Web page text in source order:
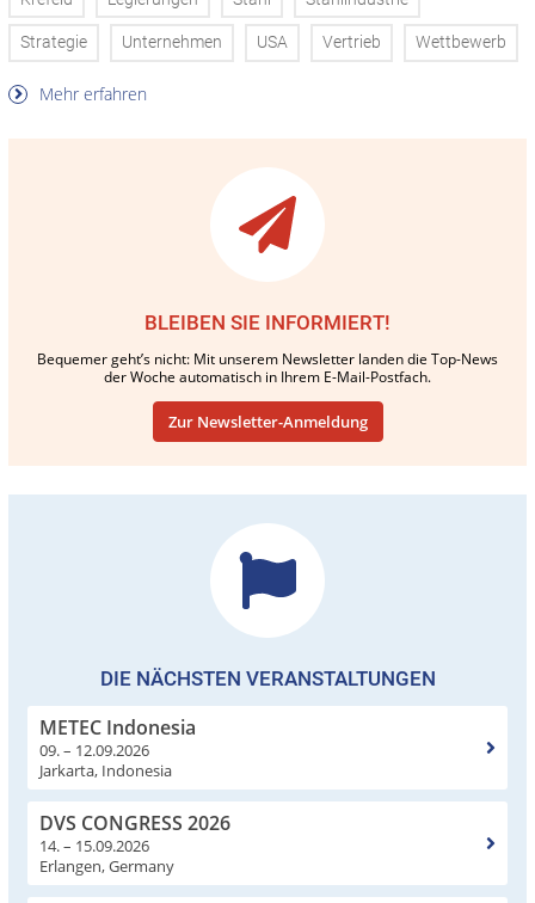
Strategie Unternehmen USA Vertrieb Wettbewerb
Mehr erfahren
BLEIBEN SIE INFORMIERT!
Bequemer geht’s nicht: Mit unserem Newsletter landen die Top-News
der Woche automatisch in Ihrem E-Mail-Postfach.
Zur Newsletter-Anmeldung
DIE NÄCHSTEN VERANSTALTUNGEN
METEC Indonesia
09. – 12.09.2026
Jarkarta, Indonesia
DVS CONGRESS 2026
14. – 15.09.2026
Erlangen, Germany